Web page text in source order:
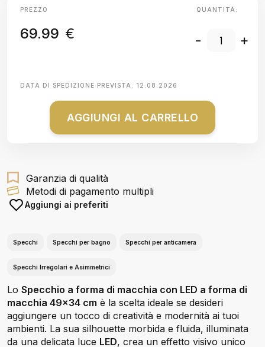
PREZZO
69.99 €
QUANTITÀ:
- +
DATA DI SPEDIZIONE PREVISTA: 12.08.2026
AGGIUNGI AL CARRELLO
Garanzia di qualità
Metodi di pagamento multipli
Aggiungi ai preferiti
Specchi Specchi per bagno Specchi per anticamera
Specchi Irregolari e Asimmetrici
Lo Specchio a forma di macchia con LED a forma di
macchia 49x34 cm è la scelta ideale se desideri
aggiungere un tocco di creatività e modernità ai tuoi
ambienti. La sua silhouette morbida e fluida, illuminata
da una delicata luce LED, crea un effetto visivo unico